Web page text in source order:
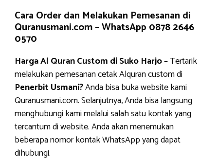
Cara Order dan Melakukan Pemesanan di
Quranusmani.com –WhatsApp 0878 2646
0570
Harga Al Quran Custom di Suko Harjo –Tertarik
melakukan pemesanan cetak Alquran custom di
Penerbit Usmani?Anda bisa buka website kami
Quranusmani.com. Selanjutnya, Anda bisa langsung
menghubungi kami melalui salah satu kontak yang
tercantum di website. Anda akan menemukan
beberapa nomor kontak WhatsApp yang dapat
dihubungi.